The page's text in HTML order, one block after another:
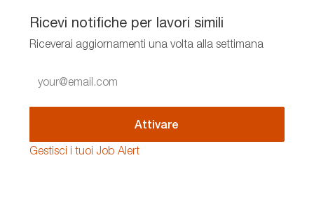
Ricevi notifiche per lavori simili
Riceverai aggiornamenti una volta alla settimana
Email
address
Attivare
Gestisci i tuoi Job Alert